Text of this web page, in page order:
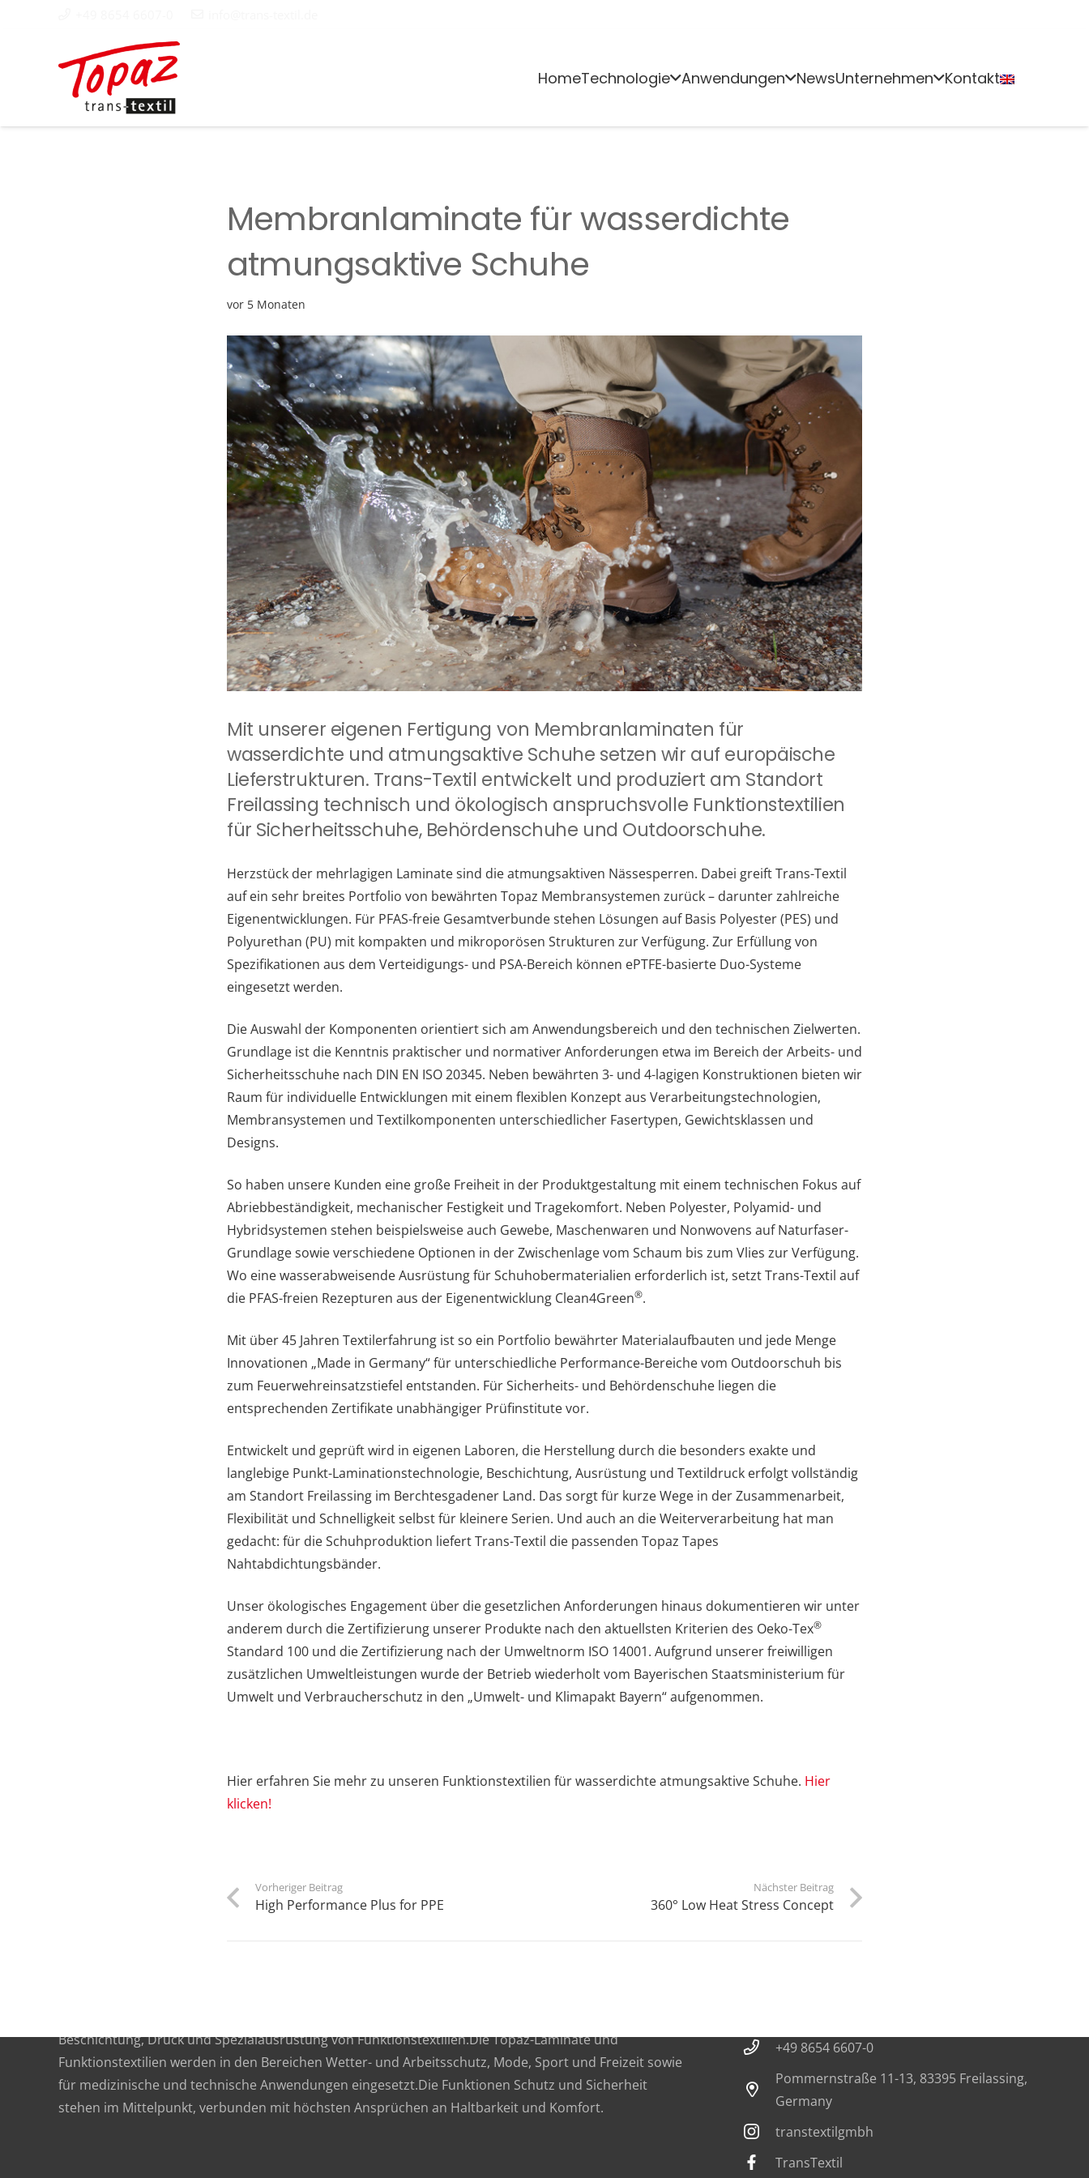
HomeTechnologie Anwendungen NewsUnternehmen Kontakt
Membranlaminate für wasserdichte
atmungsaktive Schuhe
vor 5 Monaten
Mit unserer eigenen Fertigung von Membranlaminaten für
wasserdichte und atmungsaktive Schuhe setzen wir auf europäische
Lieferstrukturen. Trans-Textil entwickelt und produziert am Standort
Freilassing technisch und ökologisch anspruchsvolle Funktionstextilien
für Sicherheitsschuhe, Behördenschuhe und Outdoorschuhe.
Herzstück der mehrlagigen Laminate sind die atmungsaktiven Nässesperren. Dabei greift Trans-Textil
auf ein sehr breites Portfolio von bewährten Topaz Membransystemen zurück – darunter zahlreiche
Eigenentwicklungen. Für PFAS-freie Gesamtverbunde stehen Lösungen auf Basis Polyester (PES) und
Polyurethan (PU) mit kompakten und mikroporösen Strukturen zur Verfügung. Zur Erfüllung von
Spezifikationen aus dem Verteidigungs- und PSA-Bereich können ePTFE-basierte Duo-Systeme
eingesetzt werden.
Die Auswahl der Komponenten orientiert sich am Anwendungsbereich und den technischen Zielwerten.
Grundlage ist die Kenntnis praktischer und normativer Anforderungen etwa im Bereich der Arbeits- und
Sicherheitsschuhe nach DIN EN ISO 20345. Neben bewährten 3- und 4-lagigen Konstruktionen bieten wir
Raum für individuelle Entwicklungen mit einem flexiblen Konzept aus Verarbeitungstechnologien,
Membransystemen und Textilkomponenten unterschiedlicher Fasertypen, Gewichtsklassen und
Designs.
So haben unsere Kunden eine große Freiheit in der Produktgestaltung mit einem technischen Fokus auf
Abriebbeständigkeit, mechanischer Festigkeit und Tragekomfort. Neben Polyester, Polyamid- und
Hybridsystemen stehen beispielsweise auch Gewebe, Maschenwaren und Nonwovens auf Naturfaser-
Grundlage sowie verschiedene Optionen in der Zwischenlage vom Schaum bis zum Vlies zur Verfügung.
Wo eine wasserabweisende Ausrüstung für Schuhobermaterialien erforderlich ist, setzt Trans-Textil auf
die PFAS-freien Rezepturen aus der Eigenentwicklung Clean4Green®.
Mit über 45 Jahren Textilerfahrung ist so ein Portfolio bewährter Materialaufbauten und jede Menge
Innovationen „Made in Germany“ für unterschiedliche Performance-Bereiche vom Outdoorschuh bis
zum Feuerwehreinsatzstiefel entstanden. Für Sicherheits- und Behördenschuhe liegen die
entsprechenden Zertifikate unabhängiger Prüfinstitute vor.
Entwickelt und geprüft wird in eigenen Laboren, die Herstellung durch die besonders exakte und
langlebige Punkt-Laminationstechnologie, Beschichtung, Ausrüstung und Textildruck erfolgt vollständig
am Standort Freilassing im Berchtesgadener Land. Das sorgt für kurze Wege in der Zusammenarbeit,
Flexibilität und Schnelligkeit selbst für kleinere Serien. Und auch an die Weiterverarbeitung hat man
gedacht: für die Schuhproduktion liefert Trans-Textil die passenden Topaz Tapes
Nahtabdichtungsbänder.
Unser ökologisches Engagement über die gesetzlichen Anforderungen hinaus dokumentieren wir unter
anderem durch die Zertifizierung unserer Produkte nach den aktuellsten Kriterien des Oeko-Tex®
Standard 100 und die Zertifizierung nach der Umweltnorm ISO 14001. Aufgrund unserer freiwilligen
zusätzlichen Umweltleistungen wurde der Betrieb wiederholt vom Bayerischen Staatsministerium für
Umwelt und Verbraucherschutz in den „Umwelt- und Klimapakt Bayern“ aufgenommen.
Hier erfahren Sie mehr zu unseren Funktionstextilien für wasserdichte atmungsaktive Schuhe. Hier
klicken!
Vorheriger Beitrag
High Performance Plus for PPE
Nächster Beitrag
360° Low Heat Stress Concept
Beschichtung, Druck und Spezialausrüstung von Funktionstextilien.Die Topaz-Laminate und
Funktionstextilien werden in den Bereichen Wetter- und Arbeitsschutz, Mode, Sport und Freizeit sowie
für medizinische und technische Anwendungen eingesetzt.Die Funktionen Schutz und Sicherheit
stehen im Mittelpunkt, verbunden mit höchsten Ansprüchen an Haltbarkeit und Komfort.
+49 8654 6607-0
Pommernstraße 11-13, 83395 Freilassing,
Germany
transtextilgmbh
TransTextil